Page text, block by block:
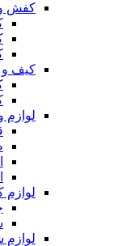
کفش
کیف
لوازم
لوازم